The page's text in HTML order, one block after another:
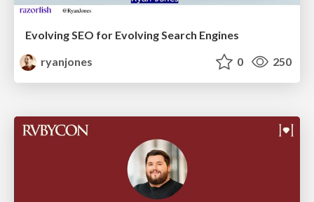
Evolving SEO for Evolving Search Engines
ryanjones
0 250